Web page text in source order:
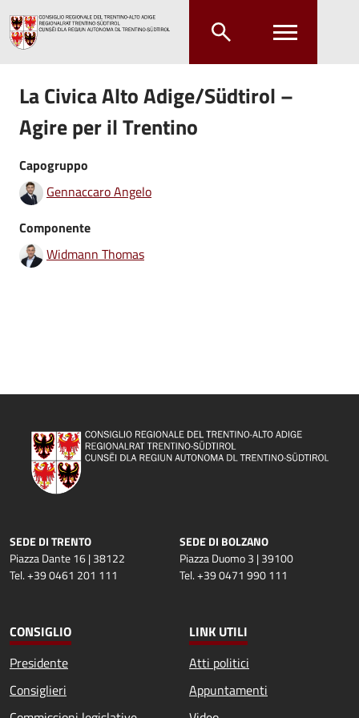
La Civica Alto Adige/Südtirol –
Agire per il Trentino
Capogruppo
Gennaccaro Angelo
Componente
Widmann Thomas
SEDE DI TRENTO
Piazza Dante 16 | 38122
Tel. +39 0461 201 111
SEDE DI BOLZANO
Piazza Duomo 3 | 39100
Tel. +39 0471 990 111
CONSIGLIO
Presidente
Consiglieri
LINK UTILI
Atti politici
Appuntamenti